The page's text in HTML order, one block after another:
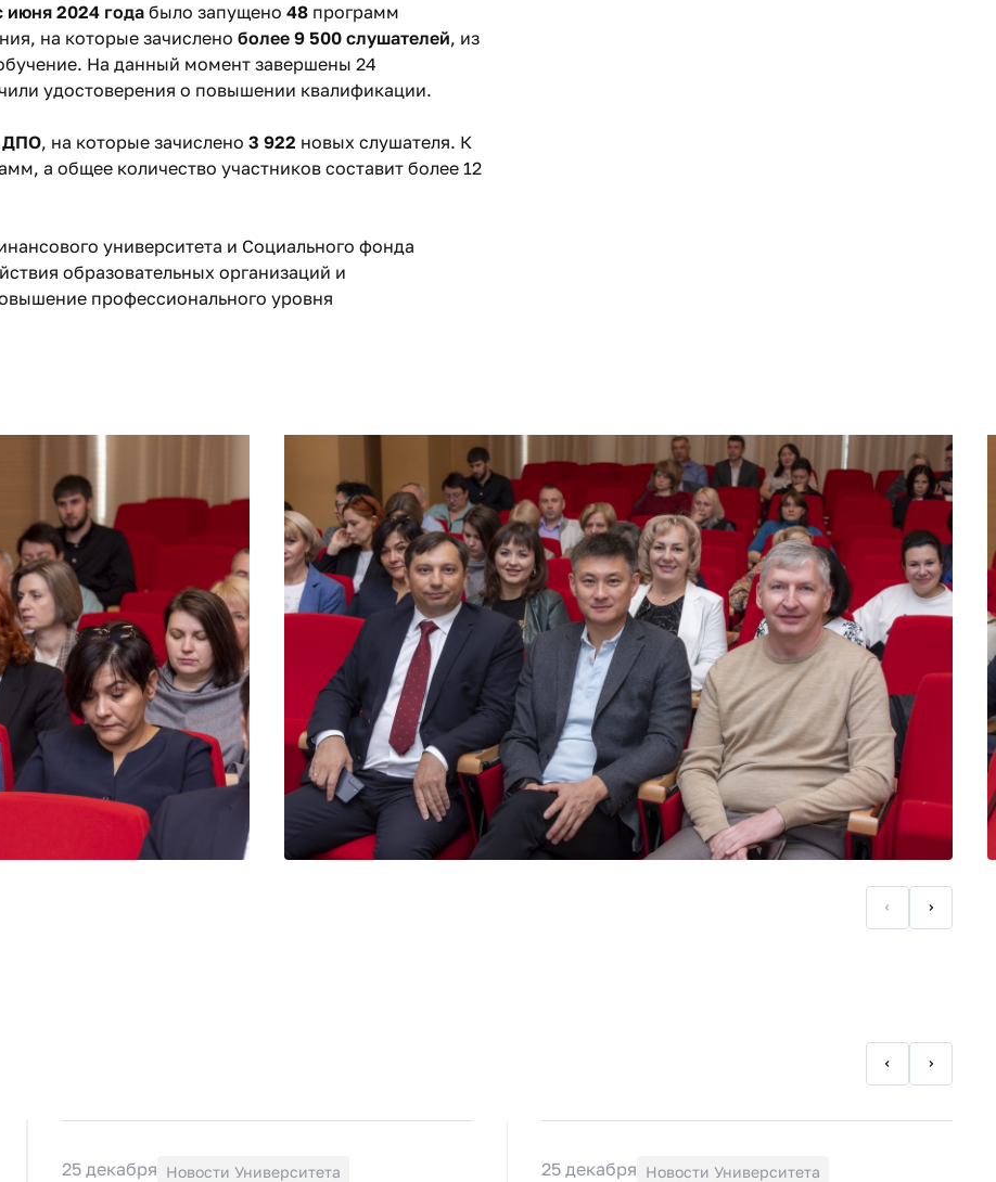
июня 2024 года было запущено 48 программ
на которые зачислено более 9 500 слушателей, из
На данный момент завершены 24
удостоверения о повышении квалификации.
ДПО, на которые зачислено 3 922 новых слушателя. К
а общее количество участников составит более 12
университета и Социального фонда
образовательных организаций и
профессионального уровня
25 декабря Новости Университета 25 декабря Новости Университета